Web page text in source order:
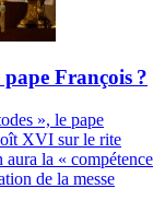
pape François ?
», le pape
XVI sur le rite
aura la « compétence
de la messe